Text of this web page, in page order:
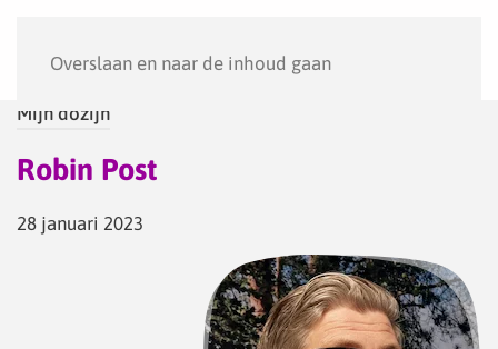
Overslaan en naar de inhoud gaan
Mijn dozijn
Robin Post
28 januari 2023